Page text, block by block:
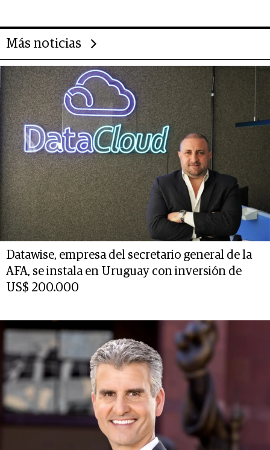
Más noticias
Datawise, empresa del secretario general de la
AFA, se instala en Uruguay con inversión de
US$ 200.000